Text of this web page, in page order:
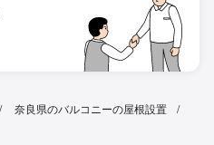
奈良県のバルコニーの屋根設置